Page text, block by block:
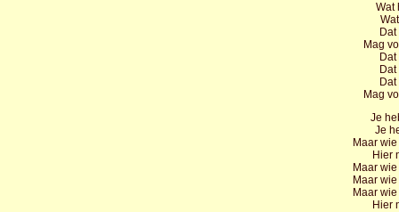
Wat
Mag
Mag
Je
Je
Maar
Hier
Maar
Maar
Maar
Hier